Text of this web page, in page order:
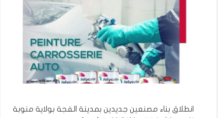
انطلاق بناء مصنعين جديدين بمدينة الفجة بولاية منوبة